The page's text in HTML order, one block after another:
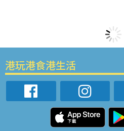
港玩港食港生活